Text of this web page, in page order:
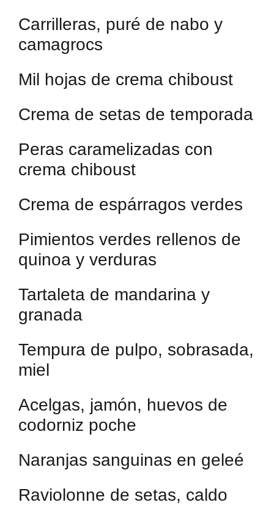
Carrilleras, puré de nabo y
camagrocs
Mil hojas de crema chiboust
Crema de setas de temporada
Peras caramelizadas con
crema chiboust
Crema de espárragos verdes
Pimientos verdes rellenos de
quinoa y verduras
Tartaleta de mandarina y
granada
Tempura de pulpo, sobrasada,
miel
Acelgas, jamón, huevos de
codorniz poche
Naranjas sanguinas en geleé
Raviolonne de setas, caldo